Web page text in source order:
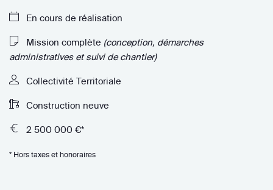
En cours de réalisation
Mission complète (conception, démarches
administratives et suivi de chantier)
Collectivité Territoriale
Construction neuve
2 500 000 €*
* Hors taxes et honoraires